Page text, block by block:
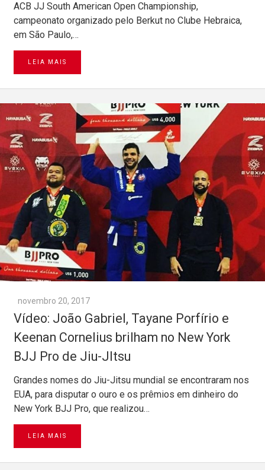
ACB JJ South American Open Championship,
campeonato organizado pelo Berkut no Clube Hebraica,
em São Paulo,…
LEIA MAIS
novembro 20, 2017
Vídeo: João Gabriel, Tayane Porfírio e
Keenan Cornelius brilham no New York
BJJ Pro de Jiu-JItsu
Grandes nomes do Jiu-Jitsu mundial se encontraram nos
EUA, para disputar o ouro e os prêmios em dinheiro do
New York BJJ Pro, que realizou…
LEIA MAIS